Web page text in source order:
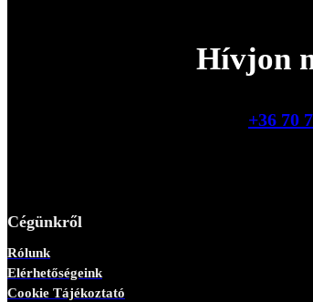
Hívjon
+36 70
Cégünkről
Rólunk
Elérhetőségeink
Cookie Tájékoztató